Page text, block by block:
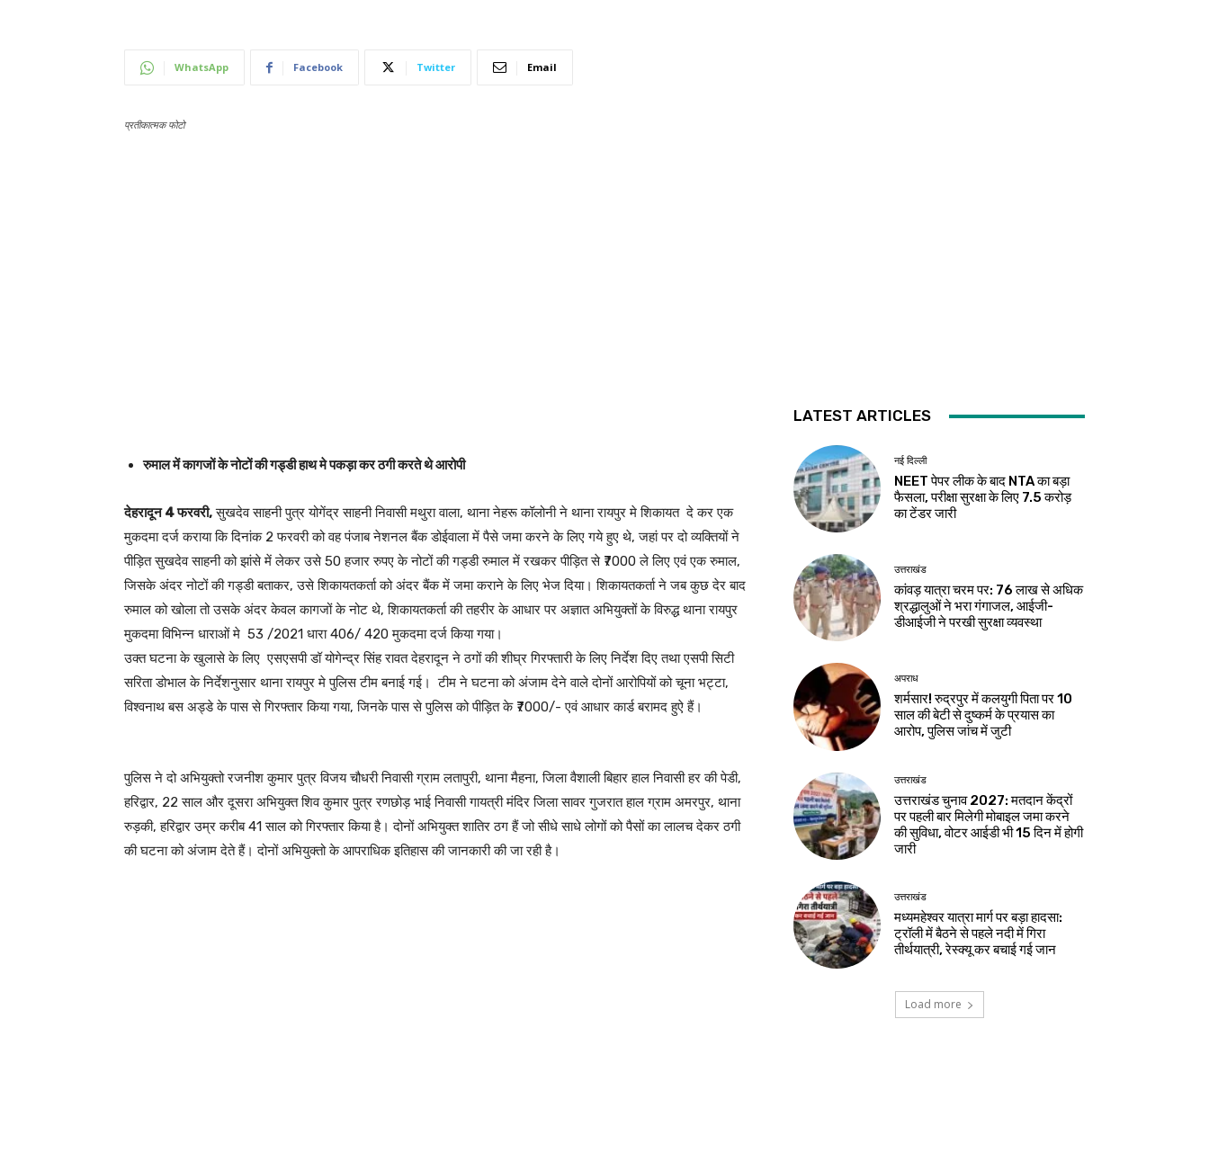
WhatsApp Facebook Twitter Email
प्रतीकात्मक फोटो
रुमाल में कागजों के नोटों की गड्डी हाथ मे पकड़ा कर ठगी करते थे आरोपी
देहरादून 4 फरवरी,सुखदेव साहनी पुत्र योगेंद्र साहनी निवासी मथुरा वाला, थाना नेहरू कॉलोनी ने थाना रायपुर मे शिकायत दे कर एक
मुकदमा दर्ज कराया कि दिनांक 2 फरवरी को वह पंजाब नेशनल बैंक डोईवाला में पैसे जमा करने के लिए गये हुए थे, जहां पर दो व्यक्तियों ने
पीड़ित सुखदेव साहनी को झांसे में लेकर उसे 50 हजार रुपए के नोटों की गड्डी रुमाल में रखकर पीड़ित से ₹7000 ले लिए एवं एक रुमाल,
जिसके अंदर नोटों की गड्डी बताकर, उसे शिकायतकर्ता को अंदर बैंक में जमा कराने के लिए भेज दिया। शिकायतकर्ता ने जब कुछ देर बाद
रुमाल को खोला तो उसके अंदर केवल कागजों के नोट थे, शिकायतकर्ता की तहरीर के आधार पर अज्ञात अभियुक्तों के विरुद्ध थाना रायपुर
मुकदमा विभिन्न धाराओं मे 53 /2021 धारा 406/ 420 मुकदमा दर्ज किया गया।
उक्त घटना के खुलासे के लिए एसएसपी डॉ योगेन्द्र सिंह रावत देहरादून ने ठगों की शीघ्र गिरफ्तारी के लिए निर्देश दिए तथा एसपी सिटी
सरिता डोभाल के निर्देशनुसार थाना रायपुर मे पुलिस टीम बनाई गई। टीम ने घटना को अंजाम देने वाले दोनों आरोपियों को चूना भट्टा,
विश्वनाथ बस अड्डे के पास से गिरफ्तार किया गया, जिनके पास से पुलिस को पीड़ित के ₹7000/- एवं आधार कार्ड बरामद हुऐ हैं।
पुलिस ने दो अभियुक्तो रजनीश कुमार पुत्र विजय चौधरी निवासी ग्राम लतापुरी, थाना मैहना, जिला वैशाली बिहार हाल निवासी हर की पेडी,
हरिद्वार, 22 साल और दूसरा अभियुक्त शिव कुमार पुत्र रणछोड़ भाई निवासी गायत्री मंदिर जिला सावर गुजरात हाल ग्राम अमरपुर, थाना
रुड़की, हरिद्वार उम्र करीब 41 साल को गिरफ्तार किया है। दोनों अभियुक्त शातिर ठग हैं जो सीधे साधे लोगों को पैसों का लालच देकर ठगी
की घटना को अंजाम देते हैं। दोनों अभियुक्तो के आपराधिक इतिहास की जानकारी की जा रही है।
LATEST ARTICLES
नई दिल्ली
NEET पेपर लीक के बाद NTA का बड़ा
फैसला, परीक्षा सुरक्षा के लिए ₹7.5 करोड़
का टेंडर जारी
उत्तराखंड
कांवड़ यात्रा चरम पर: 76 लाख से अधिक
श्रद्धालुओं ने भरा गंगाजल, आईजी-
डीआईजी ने परखी सुरक्षा व्यवस्था
अपराध
शर्मसार! रुद्रपुर में कलयुगी पिता पर 10
साल की बेटी से दुष्कर्म के प्रयास का
आरोप, पुलिस जांच में जुटी
उत्तराखंड
उत्तराखंड चुनाव 2027: मतदान केंद्रों
पर पहली बार मिलेगी मोबाइल जमा करने
की सुविधा, वोटर आईडी भी 15 दिन में होगी
जारी
उत्तराखंड
मध्यमहेश्वर यात्रा मार्ग पर बड़ा हादसा:
ट्रॉली में बैठने से पहले नदी में गिरा
तीर्थयात्री, रेस्क्यू कर बचाई गई जान
Load more